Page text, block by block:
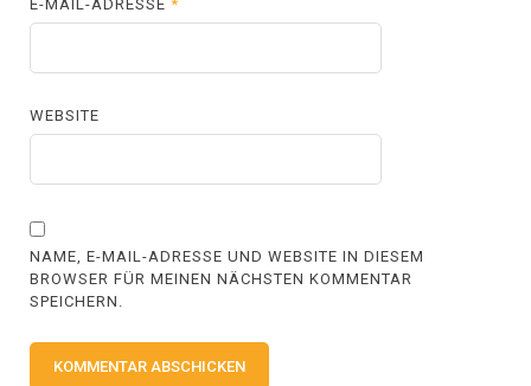
E-MAIL-ADRESSE*
WEBSITE
NAME, E-MAIL-ADRESSE UND WEBSITE IN DIESEM
BROWSER FÜR MEINEN NÄCHSTEN KOMMENTAR
SPEICHERN.